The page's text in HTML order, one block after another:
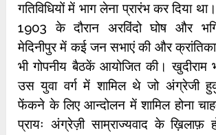
गतिविधियों में भाग लेना प्रारंभ कर दिया
1903 के दौरान अरविंदो घोष और
मेदिनीपुर में कई जन सभाएं की और
भी गोपनीय बैठकें आयोजित की।
उस युवा वर्ग में शामिल थे जो अंग्रेजी
फेंकने के लिए आन्दोलन में शामिल होना
प्रायः अंग्रेज़ी साम्राज्यवाद के